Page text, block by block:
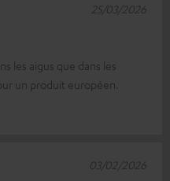
les aigus que dans les
un produit européen.
25/03/2026
03/02/2026